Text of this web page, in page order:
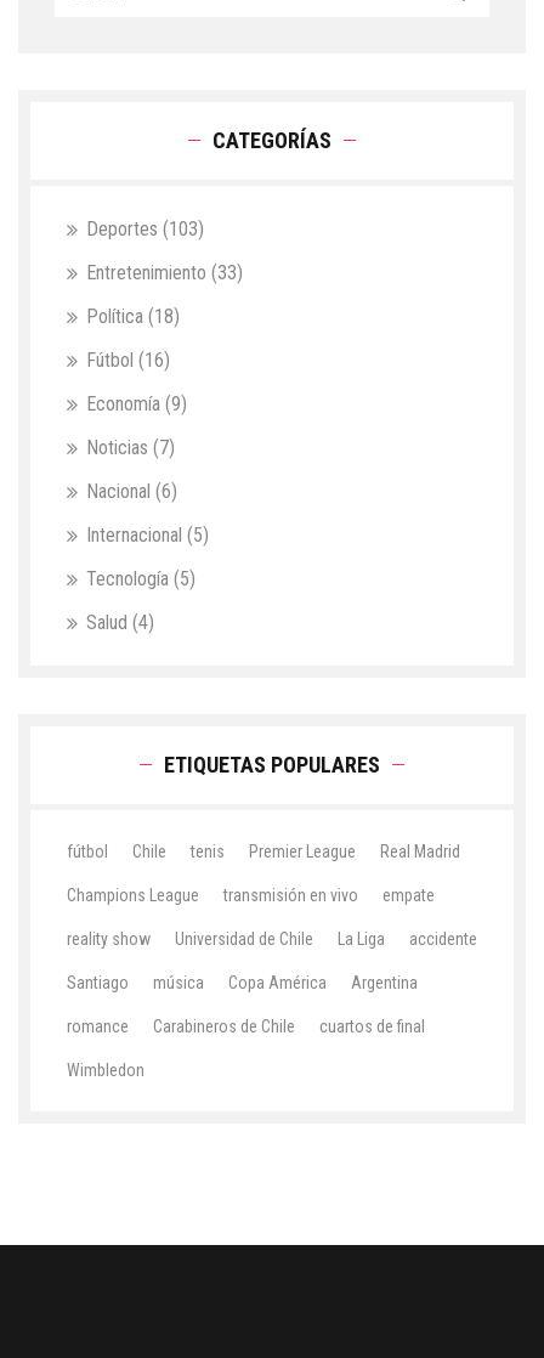
CATEGORÍAS
Deportes (103)
Entretenimiento (33)
Política (18)
Fútbol (16)
Economía (9)
Noticias (7)
Nacional (6)
Internacional (5)
Tecnología (5)
Salud (4)
ETIQUETAS POPULARES
fútbol Chile tenis Premier League Real Madrid
Champions League transmisión en vivo empate
reality show Universidad de Chile La Liga accidente
Santiago música Copa América Argentina
romance Carabineros de Chile cuartos de final
Wimbledon